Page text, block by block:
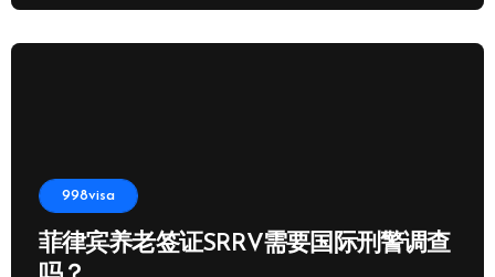
998visa
菲律宾养老签证SRRV需要国际刑警调查